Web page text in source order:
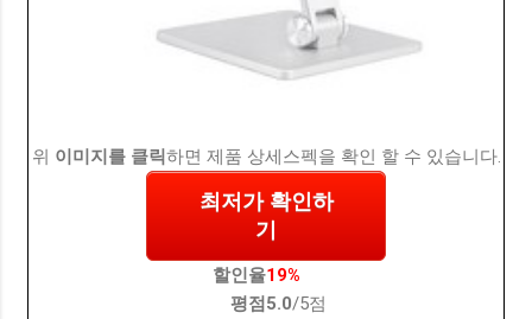
위 이미지를 클릭하면 제품 상세스펙을 확인 할 수 있습니다.
최저가 확인하
기
할인율19%
평점 5.0/5점